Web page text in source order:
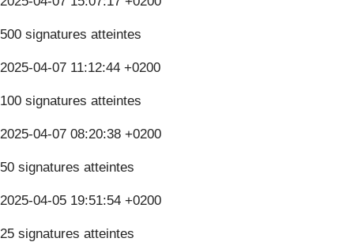
500 signatures atteintes
2025-04-07 11:12:44 +0200
100 signatures atteintes
2025-04-07 08:20:38 +0200
50 signatures atteintes
2025-04-05 19:51:54 +0200
25 signatures atteintes